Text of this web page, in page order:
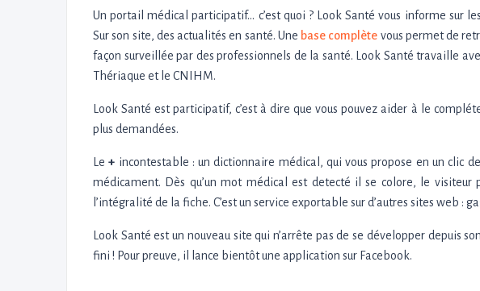
Un portail médical participatif… c’est quoi ? Look Santé vous informe sur
Sur son site, des actualités en santé. Une base complète vous permet de
façon surveillée par des professionnels de la santé. Look Santé travaille
Thériaque et le CNIHM.
Look Santé est participatif, c’est à dire que vous pouvez aider à le
plus demandées.
Le+ incontestable : un dictionnaire médical, qui vous propose en un clic
médicament. Dès qu’un mot médical est detecté il se colore, le visiteur
l’intégralité de la fiche. C’est un service exportable sur d’autres sites web :
Look Santé est un nouveau site qui n’arrête pas de se développer depuis
fini ! Pour preuve, il lance bientôt une application sur Facebook.